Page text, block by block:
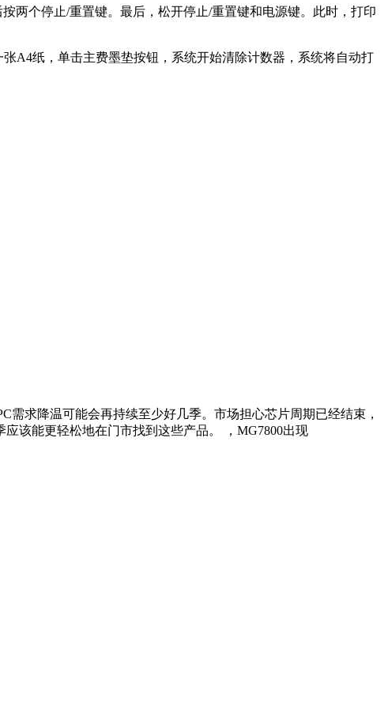
两个停止/重置键。最后，松开停止/重置键和电源键。此时，打印
A4纸，单击主费墨垫按钮，系统开始清除计数器，系统将自动打
需求降温可能会再持续至少好几季。市场担心芯片周期已经结束，
该能更轻松地在门市找到这些产品。 ，MG7800出现